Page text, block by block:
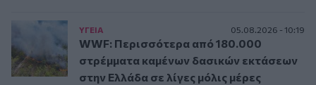
ΥΓΕΙΑ 05.08.2026 - 10:19
WWF: Περισσότερα από 180.000
στρέμματα καμένων δασικών εκτάσεων
στην Ελλάδα σε λίγες μόλις μέρες